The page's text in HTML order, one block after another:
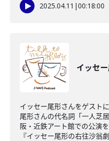
2025.04.11 |00:18:00
イッセ
イッセー尾形さんをゲスト
尾形さんの代名詞「一人芝
阪・近鉄アート館での公演
『イッセー尾形の右往沙翁